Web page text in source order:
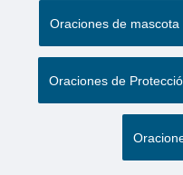
Oraciones de mascota
Oraciones de